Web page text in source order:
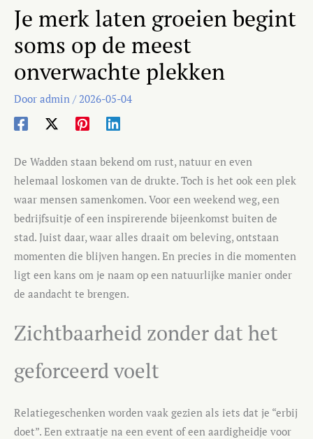
Je merk laten groeien begint
soms op de meest
onverwachte plekken
Door admin /2026-05-04
De Wadden staan bekend om rust, natuur en even
helemaal loskomen van de drukte. Toch is het ook een plek
waar mensen samenkomen. Voor een weekend weg, een
bedrijfsuitje of een inspirerende bijeenkomst buiten de
stad. Juist daar, waar alles draait om beleving, ontstaan
momenten die blijven hangen. En precies in die momenten
ligt een kans om je naam op een natuurlijke manier onder
de aandacht te brengen.
Zichtbaarheid zonder dat het
geforceerd voelt
Relatiegeschenken worden vaak gezien als iets dat je “erbij
doet”. Een extraatje na een event of een aardigheidje voor